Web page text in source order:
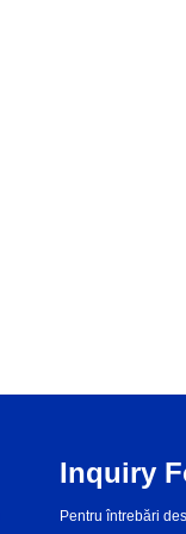
Inquiry
Pentru întrebări
Ce este